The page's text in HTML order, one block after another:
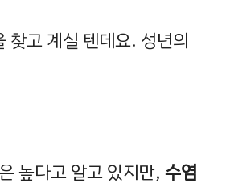
찾고 계실 텐데요. 성년의
높다고 알고 있지만, 수염